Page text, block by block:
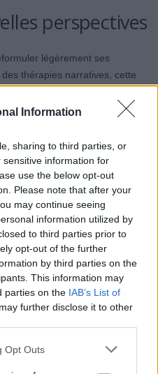
Information
sharing to third parties, or
information for
use the below opt-out
Please note that after your
may continue seeing
information utilized by
to third parties prior to
opt-out of the further
by third parties on the
This information may
parties on the IAB’s List of
further disclose it to other
Opt Outs
perspectives
légèrement ses
thérapies narratives, cette
trop défaitiste. Par exemple,
à une amélioration
diminuer la tendance à la
la déprime, et allège la
Article suivant
Septicémie : le danger